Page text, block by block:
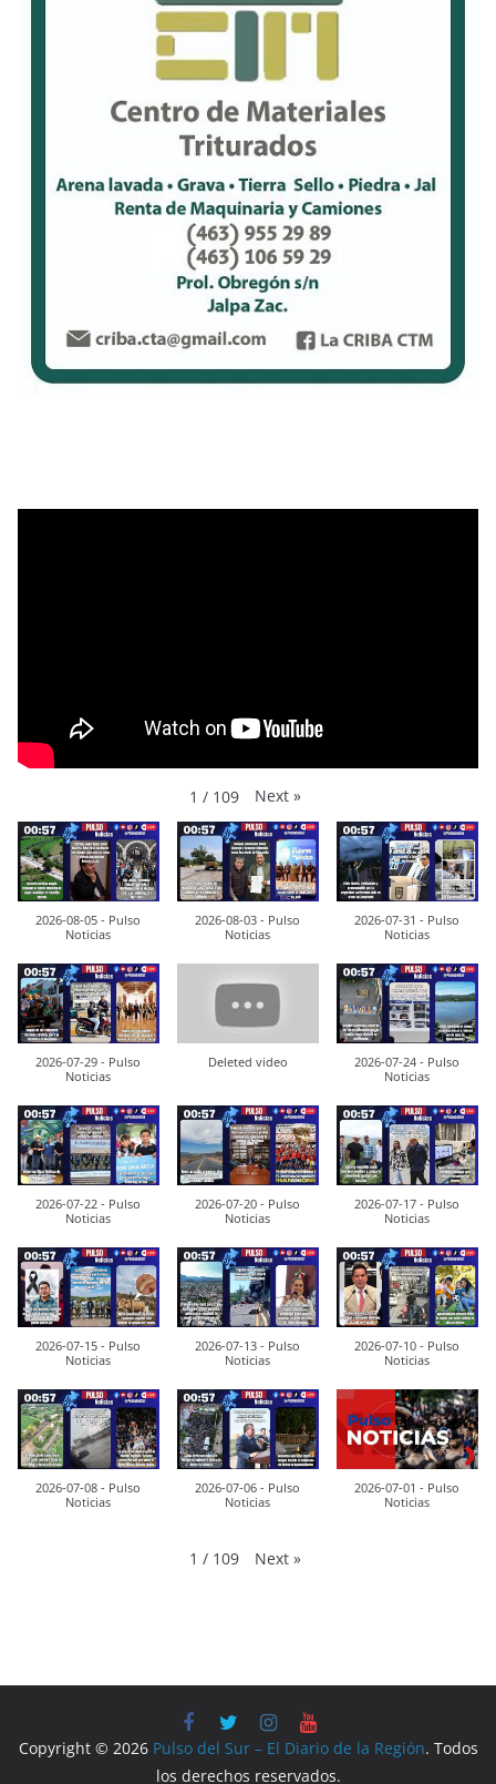
1 / 109 Next »
2026-08-05 - Pulso
Noticias
2026-08-03 - Pulso
Noticias
2026-07-31 - Pulso
Noticias
2026-07-29 - Pulso
Noticias
Deleted video
2026-07-24 - Pulso
Noticias
2026-07-22 - Pulso
Noticias
2026-07-20 - Pulso
Noticias
2026-07-17 - Pulso
Noticias
2026-07-15 - Pulso
Noticias
2026-07-13 - Pulso
Noticias
2026-07-10 - Pulso
Noticias
2026-07-08 - Pulso
Noticias
2026-07-06 - Pulso
Noticias
2026-07-01 - Pulso
Noticias
1 / 109 Next »
Copyright © 2026 Pulso del Sur – El Diario de la Región. Todos
los derechos reservados.